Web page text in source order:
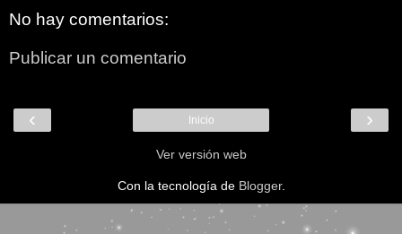
No hay comentarios:
Publicar un comentario
‹ ›
Inicio
Ver versión web
Con la tecnología de Blogger.